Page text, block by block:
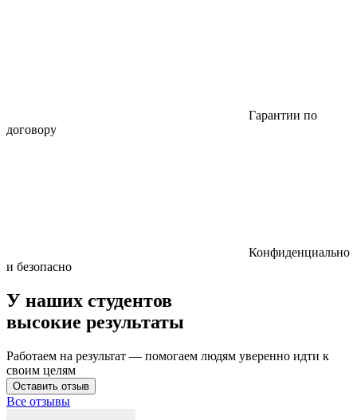
Гарантии по
договору
Конфиденциально
и безопасно
У наших студентов
высокие результаты
Работаем на результат — помогаем людям уверенно идти к
своим целям
Оставить отзыв
Все отзывы